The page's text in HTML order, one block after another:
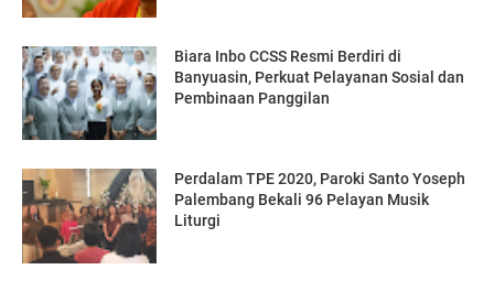
Biara Inbo CCSS Resmi Berdiri di
Banyuasin, Perkuat Pelayanan Sosial dan
Pembinaan Panggilan
Perdalam TPE 2020, Paroki Santo Yoseph
Palembang Bekali 96 Pelayan Musik
Liturgi